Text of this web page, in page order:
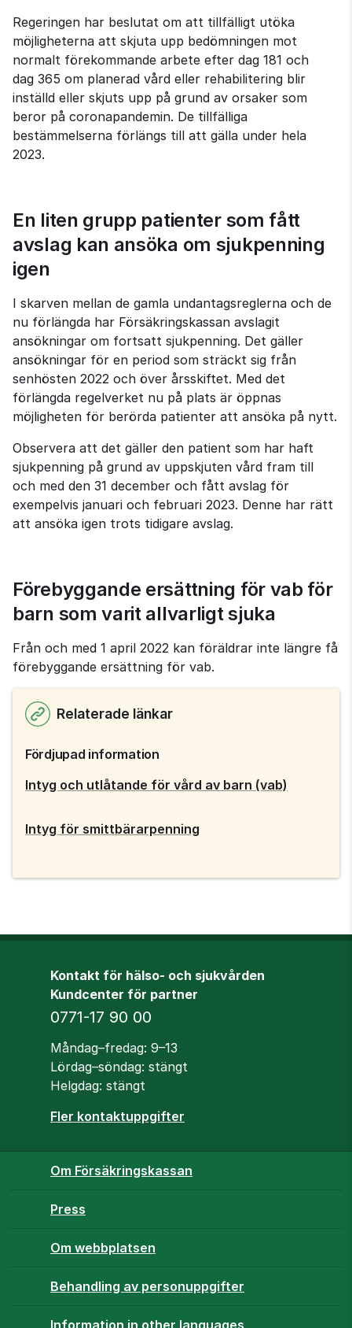
Regeringen har beslutat om att tillfälligt utöka
möjligheterna att skjuta upp bedömningen mot
normalt förekommande arbete efter dag 181 och
dag 365 om planerad vård eller rehabilitering blir
inställd eller skjuts upp på grund av orsaker som
beror på coronapandemin. De tillfälliga
bestämmelserna förlängs till att gälla under hela
2023.
En liten grupp patienter som fått
avslag kan ansöka om sjukpenning
igen
I skarven mellan de gamla undantagsreglerna och de
nu förlängda har Försäkringskassan avslagit
ansökningar om fortsatt sjukpenning. Det gäller
ansökningar för en period som sträckt sig från
senhösten 2022 och över årsskiftet. Med det
förlängda regelverket nu på plats är öppnas
möjligheten för berörda patienter att ansöka på nytt.
Observera att det gäller den patient som har haft
sjukpenning på grund av uppskjuten vård fram till
och med den 31 december och fått avslag för
exempelvis januari och februari 2023. Denne har rätt
att ansöka igen trots tidigare avslag.
Förebyggande ersättning för vab för
barn som varit allvarligt sjuka
Från och med 1 april 2022 kan föräldrar inte längre få
förebyggande ersättning för vab.
Relaterade länkar
Fördjupad information
Intyg och utlåtande för vård av barn (vab)
Intyg för smittbärarpenning
Kontakt för hälso- och sjukvården
Kundcenter för partner
Telefon
0771-17 90 00
Öppettider
Måndag–fredag: 9–13
Lördag–söndag: stängt
Helgdag: stängt
Fler kontaktuppgifter
Om Försäkringskassan
Press
Om webbplatsen
Behandling av personuppgifter
Information in other languages